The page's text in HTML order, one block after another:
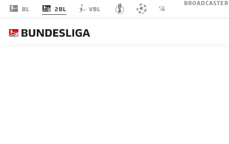
BL 2BL VBL
BROADCASTER